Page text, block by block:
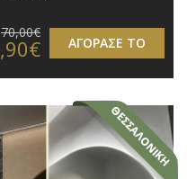
ΑΓΟΡΑΣΕ ΤΟ
70,00€